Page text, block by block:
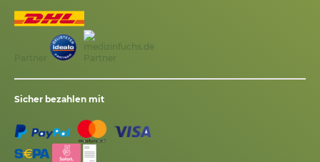
Sicher bezahlen mit